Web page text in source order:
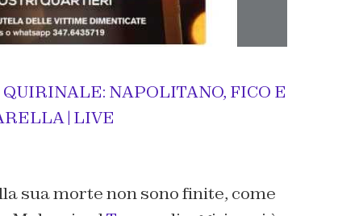
NAPOLITANO, FICO E
| LIVE
sua morte non sono finite, come